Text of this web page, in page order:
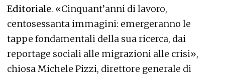
Editoriale. «Cinquant’anni di lavoro,
centosessanta immagini: emergeranno le
tappe fondamentali della sua ricerca, dai
reportage sociali alle migrazioni alle crisi»,
chiosa Michele Pizzi, direttore generale di